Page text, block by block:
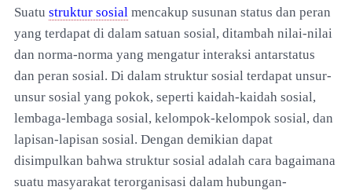
Suatu struktur sosial mencakup susunan status dan peran
yang terdapat di dalam satuan sosial, ditambah nilai-nilai
dan norma-norma yang mengatur interaksi antarstatus
dan peran sosial. Di dalam struktur sosial terdapat unsur-
unsur sosial yang pokok, seperti kaidah-kaidah sosial,
lembaga-lembaga sosial, kelompok-kelompok sosial, dan
lapisan-lapisan sosial. Dengan demikian dapat
disimpulkan bahwa struktur sosial adalah cara bagaimana
suatu masyarakat terorganisasi dalam hubungan-